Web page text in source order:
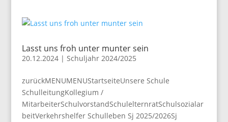
Lasst uns froh unter munter sein
20.12.2024| Schuljahr 2024/2025
zurückMENUMENUStartseiteUnsere Schule
SchulleitungKollegium /
MitarbeiterSchulvorstandSchulelternratSchulsozialar
beitVerkehrshelfer Schulleben Sj 2025/2026Sj